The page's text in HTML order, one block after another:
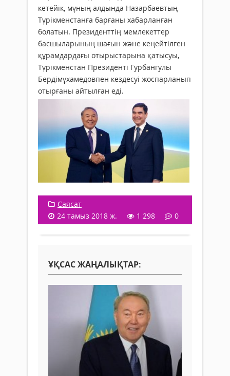
кетейік, мұның алдында Назарбаевтың
Түрікменстанға барғаны хабарланған
болатын. Президенттің мемлекеттер
басшыларының шағын және кеңейтілген
құрамдардағы отырыстарына қатысуы,
Түрікменстан Президенті Гурбангулы
Бердімұхамедовпен кездесуі жоспарланып
отырғаны айтылған еді.
Саясат
24 тамыз 2018 ж.
1 298 0
ҰҚСАС ЖАҢАЛЫҚТАР: